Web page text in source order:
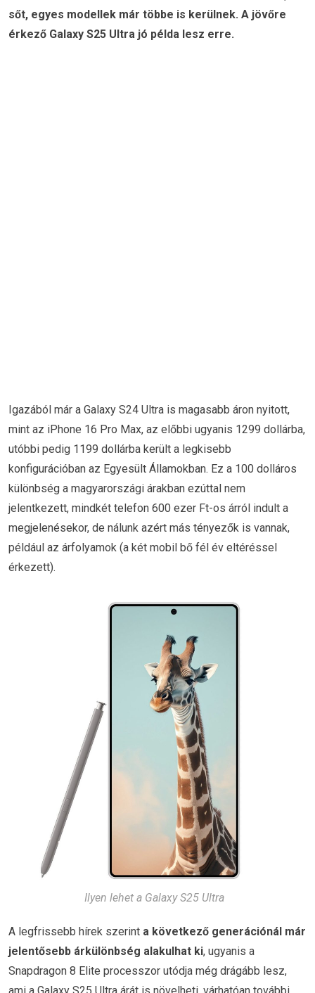
sőt, egyes modellek már többe is kerülnek. A jövőre
érkező Galaxy S25 Ultra jó példa lesz erre.
Igazából már a Galaxy S24 Ultra is magasabb áron nyitott,
mint az iPhone 16 Pro Max, az előbbi ugyanis 1299 dollárba,
utóbbi pedig 1199 dollárba került a legkisebb
konfigurációban az Egyesült Államokban. Ez a 100 dolláros
különbség a magyarországi árakban ezúttal nem
jelentkezett, mindkét telefon 600 ezer Ft-os árról indult a
megjelenésekor, de nálunk azért más tényezők is vannak,
például az árfolyamok (a két mobil bő fél év eltéréssel
érkezett).
Ilyen lehet a Galaxy S25 Ultra
A legfrissebb hírek szerint a következő generációnál már
jelentősebb árkülönbség alakulhat ki, ugyanis a
Snapdragon 8 Elite processzor utódja még drágább lesz,